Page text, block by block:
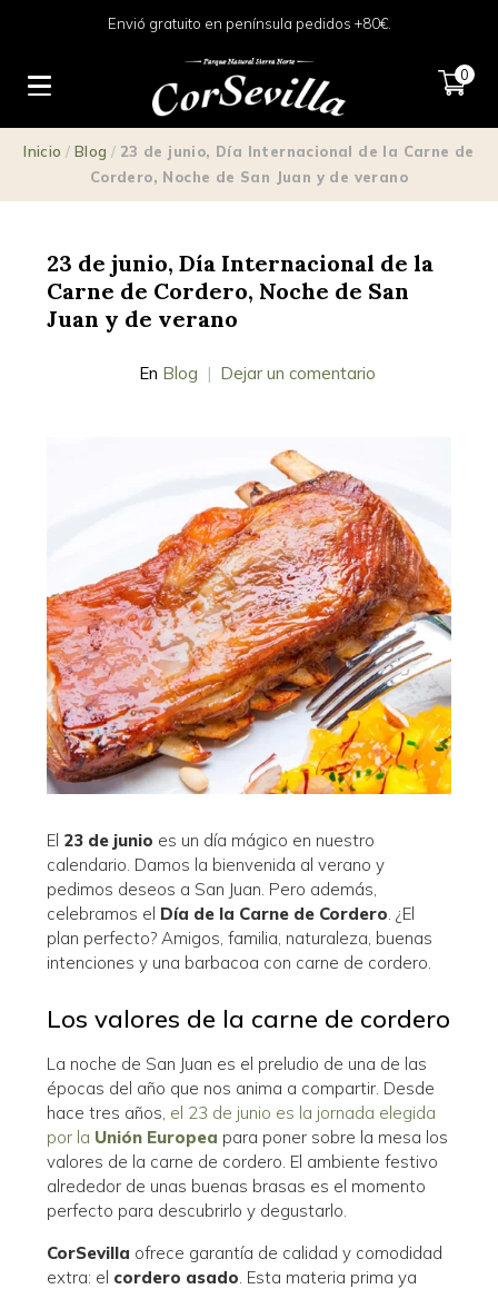
Envió gratuito en península pedidos +80€.
0
Inicio / Blog / 23 de junio, Día Internacional de la Carne de
Cordero, Noche de San Juan y de verano
23 de junio, Día Internacional de la
Carne de Cordero, Noche de San
Juan y de verano
En Blog Dejar un comentario
El 23 de junio es un día mágico en nuestro
calendario. Damos la bienvenida al verano y
pedimos deseos a San Juan. Pero además,
celebramos el Día de la Carne de Cordero. ¿El
plan perfecto? Amigos, familia, naturaleza, buenas
intenciones y una barbacoa con carne de cordero.
Los valores de la carne de cordero
La noche de San Juan es el preludio de una de las
épocas del año que nos anima a compartir. Desde
hace tres años, el 23 de junio es la jornada elegida
por la Unión Europea para poner sobre la mesa los
valores de la carne de cordero. El ambiente festivo
alrededor de unas buenas brasas es el momento
perfecto para descubrirlo y degustarlo.
CorSevilla ofrece garantía de calidad y comodidad
extra: el cordero asado. Esta materia prima ya